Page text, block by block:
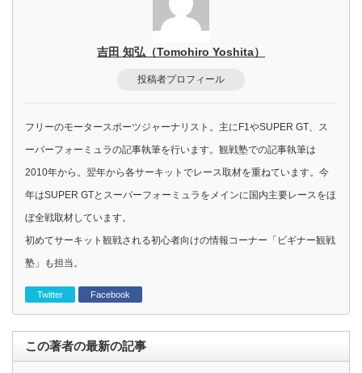
吉田 知弘（Tomohiro Yoshita）
投稿者プロフィール
フリーのモータースポーツジャーナリスト。主にF1やSUPER GT、ス
ーパーフォーミュラの記事執筆を行います。観戦塾での記事執筆は
2010年から。翌年から各サーキットでレース取材を重ねています。今
年はSUPER GTとスーパーフォーミュラをメインに国内主要レースをほ
ぼ全戦取材しています。
初めてサーキット観戦される初心者向けの情報コーナー「ビギナー観戦
塾」も担当。
Twitter Facebook
この著者の最新の記事